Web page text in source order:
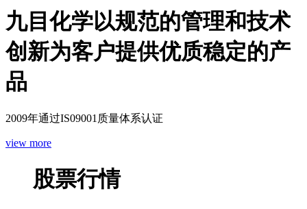
九目化学以规范的管理和技术
创新为客户提供优质稳定的产
品
2009年通过IS09001质量体系认证
view more
股票行情